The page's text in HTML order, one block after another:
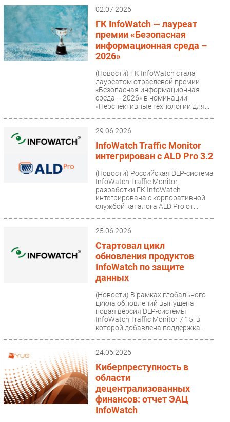
02.07.2026
ГК InfoWatch — лауреат
премии «Безопасная
информационная среда –
2026»
(Новости) ГК InfoWatch стала
лауреатом отраслевой премии
«Безопасная информационная
среда – 2026» в номинации
«Перспективные технологии для...
29.06.2026
InfoWatch Traffic Monitor
интегрирован с ALD Pro 3.2
(Новости) Российская DLP-система
InfoWatch Traffic Monitor
разработки ГК InfoWatch
интегрирована с корпоративной
службой каталога ALD Pro от...
25.06.2026
Стартовал цикл
обновления продуктов
InfoWatch по защите
данных
(Новости) В рамках глобального
цикла обновлений выпущена
новая версия DLP-системы
InfoWatch Traffic Monitor 7.15, в
которой добавлена поддержка...
24.06.2026
Киберпреступность в
области
децентрализованных
финансов: отчет ЭАЦ
InfoWatch